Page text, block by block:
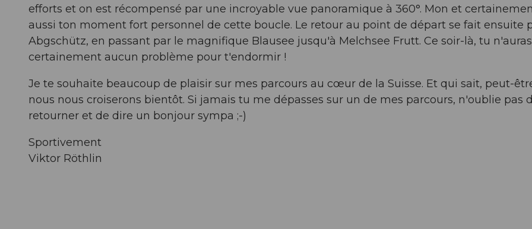
efforts et on est récompensé par une incroyable vue panoramique à 360°. Mon et
aussi ton moment fort personnel de cette boucle. Le retour au point de départ se fait ensuite
Abgschütz, en passant par le magnifique Blausee jusqu'à Melchsee Frutt. Ce soir-là, tu n'auras
certainement aucun problème pour t'endormir !
Je te souhaite beaucoup de plaisir sur mes parcours au cœur de la Suisse. Et qui sait, peut-
nous nous croiserons bientôt. Si jamais tu me dépasses sur un de mes parcours, n'oublie pas
retourner et de dire un bonjour sympa ;-)
Sportivement
Viktor Röthlin